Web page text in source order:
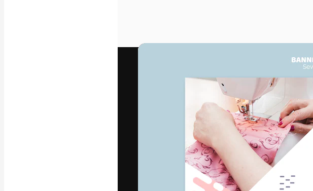
Vídeos
A plataforma criativa para você direcionar
seu melhor trabalho. Mais de 1 milhão de
assinantes entre criativos, empresas,
agências e estúdios.
Português